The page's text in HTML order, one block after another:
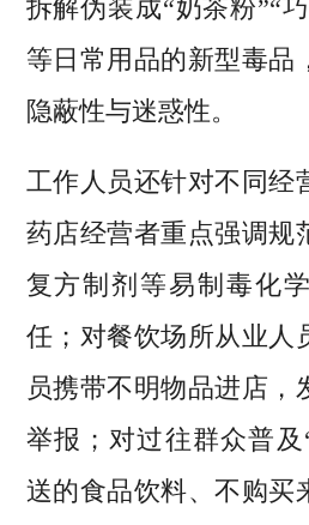
拆解伪装成“奶茶粉”“
等日常用品的新型毒品
隐蔽性与迷惑性。
工作人员还针对不同经
药店经营者重点强调规
复方制剂等易制毒化
任；对餐饮场所从业人
员携带不明物品进店，
举报；对过往群众普
送的食品饮料、不购买